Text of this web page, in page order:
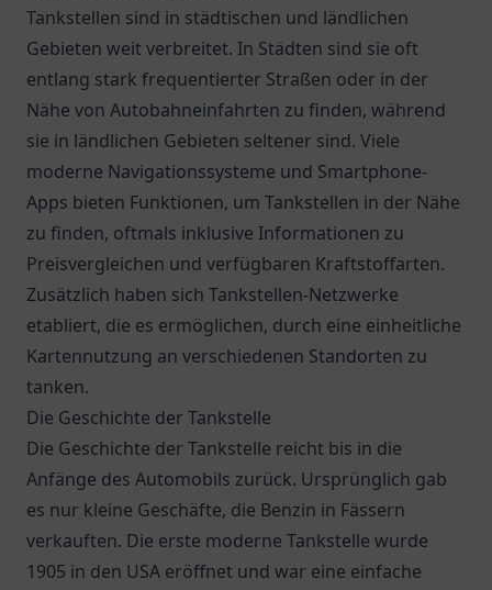
Tankstellen sind in städtischen und ländlichen
Gebieten weit verbreitet. In Städten sind sie oft
entlang stark frequentierter Straßen oder in der
Nähe von Autobahneinfahrten zu finden, während
sie in ländlichen Gebieten seltener sind. Viele
moderne Navigationssysteme und Smartphone-
Apps bieten Funktionen, um Tankstellen in der Nähe
zu finden, oftmals inklusive Informationen zu
Preisvergleichen und verfügbaren Kraftstoffarten.
Zusätzlich haben sich Tankstellen-Netzwerke
etabliert, die es ermöglichen, durch eine einheitliche
Kartennutzung an verschiedenen Standorten zu
tanken.
Die Geschichte der Tankstelle
Die Geschichte der Tankstelle reicht bis in die
Anfänge des Automobils zurück. Ursprünglich gab
es nur kleine Geschäfte, die Benzin in Fässern
verkauften. Die erste moderne Tankstelle wurde
1905 in den USA eröffnet und war eine einfache